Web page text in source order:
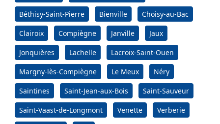
Béthisy-Saint-Pierre Bienville Choisy-au-Bac
Clairoix Compiègne Janville Jaux
Jonquières Lachelle Lacroix-Saint-Ouen
Margny-lès-Compiègne Le Meux Néry
Saintines Saint-Jean-aux-Bois Saint-Sauveur
Saint-Vaast-de-Longmont Venette Verberie